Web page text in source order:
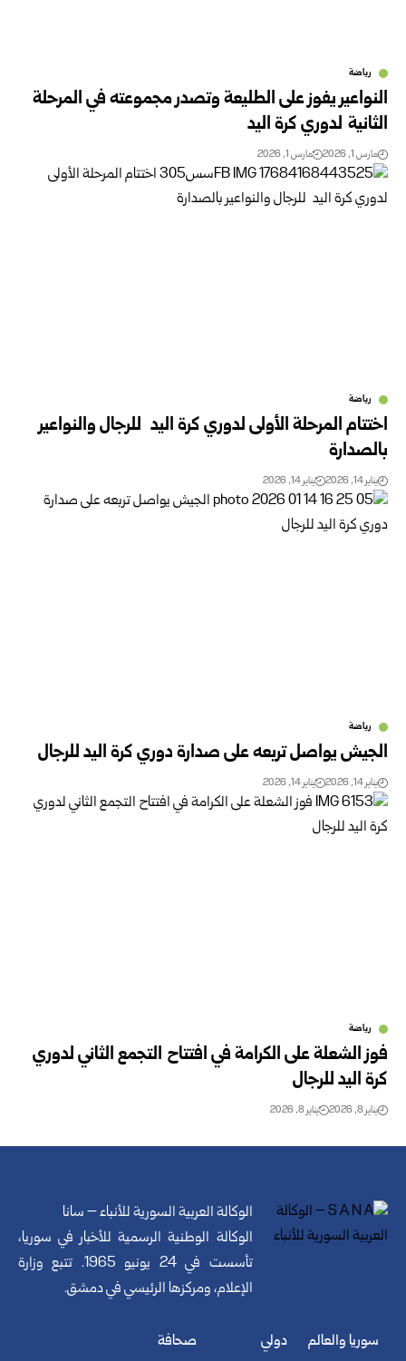
رياضة
النواعير يفوز على الطليعة وتصدر مجموعته في المرحلة
الثانية لدوري كرة اليد
مارس 1, 2026 مارس 1, 2026
رياضة
اختتام المرحلة الأولى لدوري كرة اليد للرجال والنواعير
بالصدارة
يناير 14, 2026 يناير 14, 2026
رياضة
الجيش يواصل تربعه على صدارة دوري كرة اليد للرجال
يناير 14, 2026 يناير 14, 2026
رياضة
فوز الشعلة على الكرامة في افتتاح التجمع الثاني لدوري
كرة اليد للرجال
يناير 8, 2026 يناير 8, 2026
الوكالة العربية السورية للأنباء – سانا
الوكالة الوطنية الرسمية للأخبار في سوريا،
تأسست في 24 يونيو 1965. تتبع وزارة
الإعلام، ومركزها الرئيسي في دمشق.
سوريا والعالم دولي صحافة